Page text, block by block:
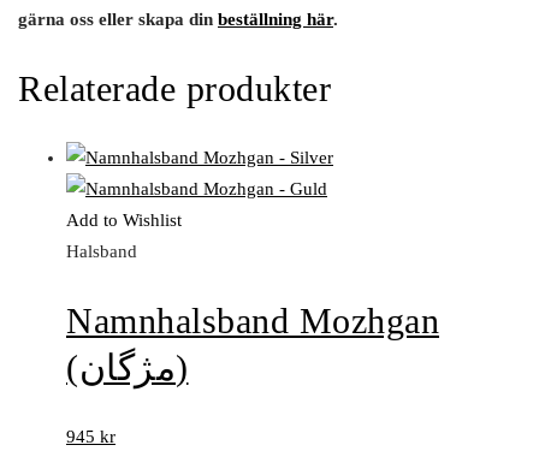
gärna oss eller skapa din beställning här.
Relaterade produkter
Add to Wishlist
Halsband
Namnhalsband Mozhgan
(مژگان)
945 kr